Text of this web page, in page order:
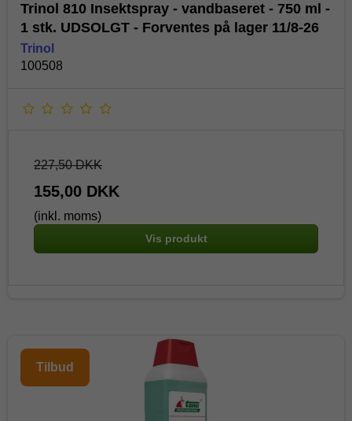
Trinol 810 Insektspray - vandbaseret - 750 ml -
1 stk. UDSOLGT - Forventes på lager 11/8-26
Trinol
100508
227,50 DKK
155,00 DKK
(inkl. moms)
Vis produkt
Tilbud